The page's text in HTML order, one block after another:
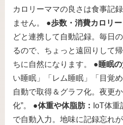
カロリーママの良さは食事記
ません。 ●歩数・消費カロリー
どと連携して自動記録。毎日
るので、ちょっと遠回りして
ちに自然になります。 ●睡眠の
い睡眠」「レム睡眠」「目覚
自動で取得＆グラフ化。夜更
化”。 ●体重や体脂肪： IoT体
で自動入力。地味に記録忘れ